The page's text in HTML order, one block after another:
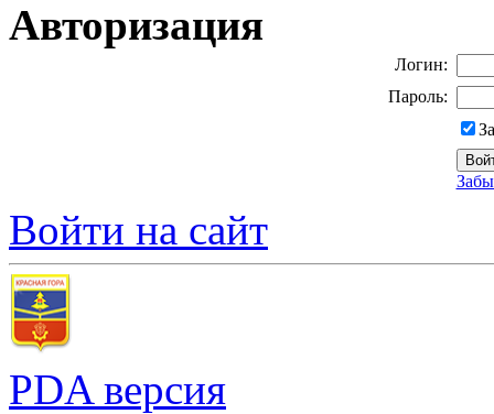
Авторизация
Логин:
Пароль:
Войти на сайт
PDA версия